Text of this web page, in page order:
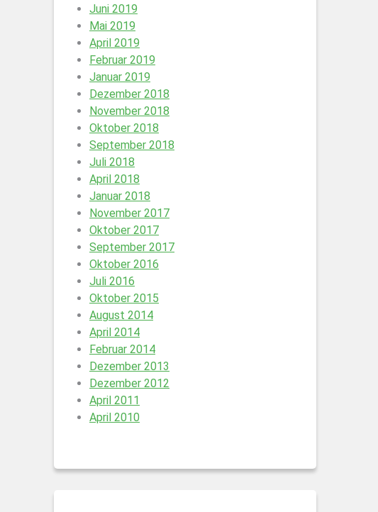
Juni 2019
Mai 2019
April 2019
Februar 2019
Januar 2019
Dezember 2018
November 2018
Oktober 2018
September 2018
Juli 2018
April 2018
Januar 2018
November 2017
Oktober 2017
September 2017
Oktober 2016
Juli 2016
Oktober 2015
August 2014
April 2014
Februar 2014
Dezember 2013
Dezember 2012
April 2011
April 2010